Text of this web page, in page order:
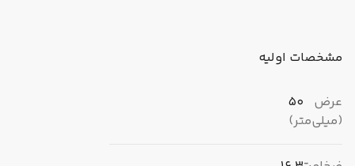
مشخصات اولیه
عرض
(میلی‌متر)
50